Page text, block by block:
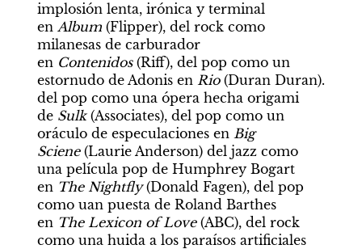
implosión lenta, irónica y terminal
en Album (Flipper), del rock como
milanesas de carburador
en Contenidos (Riff), del pop como un
estornudo de Adonis en Rio (Duran Duran).
del pop como una ópera hecha origami
de Sulk (Associates), del pop como un
oráculo de especulaciones en Big
Sciene (Laurie Anderson) del jazz como
una película pop de Humphrey Bogart
en The Nightfly (Donald Fagen), del pop
como uan puesta de Roland Barthes
en The Lexicon of Love (ABC), del rock
como una huida a los paraísos artificiales